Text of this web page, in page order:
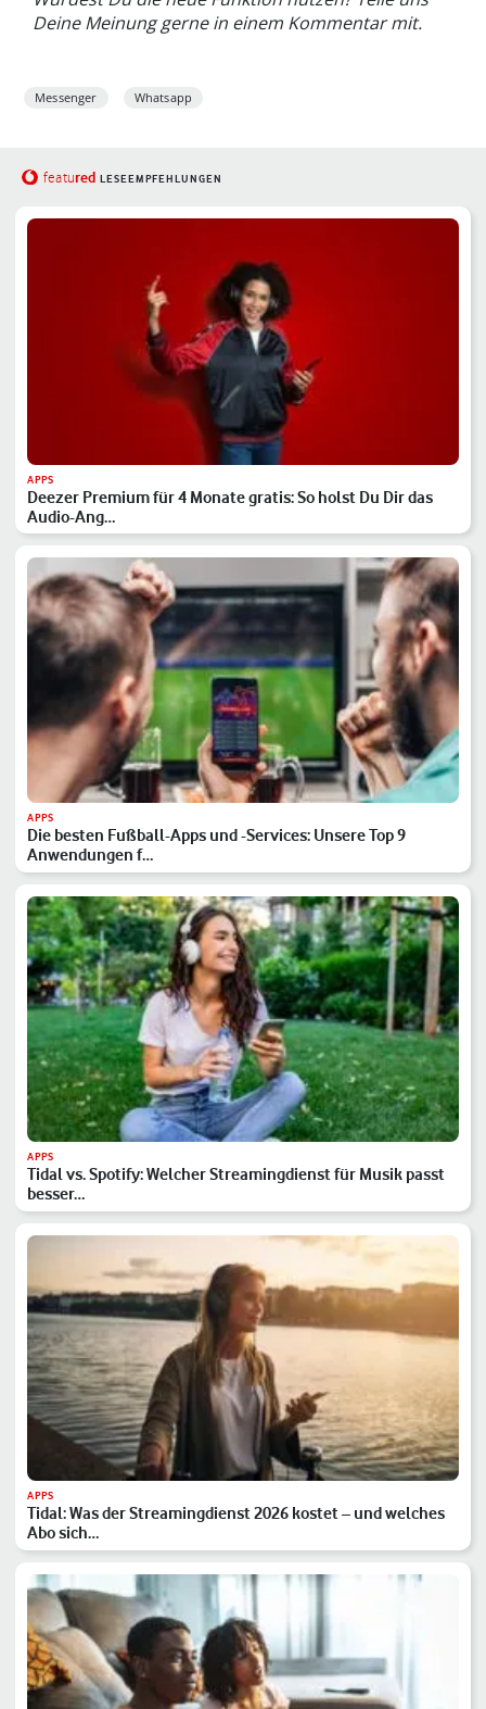
Deine Meinung gerne in einem Kommentar mit.
Messenger Whatsapp
featured LESEEMPFEHLUNGEN
APPS
Deezer Premium für 4 Monate gratis: So holst Du Dir das
Audio-Ang…
APPS
Die besten Fußball-Apps und -Services: Unsere Top 9
Anwendungen f…
APPS
Tidal vs. Spotify: Welcher Streamingdienst für Musik passt
besser…
APPS
Tidal: Was der Streamingdienst 2026 kostet – und welches
Abo sich…